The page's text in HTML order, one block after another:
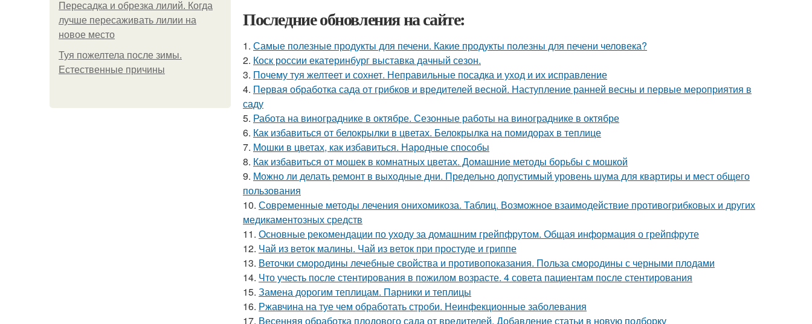
Пересадка и обрезка лилий. Когда
лучше пересаживать лилии на
новое место
Туя пожелтела после зимы.
Естественные причины
Последние обновления на сайте:
1. Самые полезные продукты для печени. Какие продукты полезны для печени человека?
2. Коск россии екатеринбург выставка дачный сезон.
3. Почему туя желтеет и сохнет. Неправильные посадка и уход и их исправление
4. Первая обработка сада от грибков и вредителей весной. Наступление ранней весны и первые мероприятия в
саду
5. Работа на винограднике в октябре. Сезонные работы на винограднике в октябре
6. Как избавиться от белокрылки в цветах. Белокрылка на помидорах в теплице
7. Мошки в цветах, как избавиться. Народные способы
8. Как избавиться от мошек в комнатных цветах. Домашние методы борьбы с мошкой
9. Можно ли делать ремонт в выходные дни. Предельно допустимый уровень шума для квартиры и мест общего
пользования
10. Современные методы лечения онихомикоза. Таблиц. Возможное взаимодействие противогрибковых и других
медикаментозных средств
11. Основные рекомендации по уходу за домашним грейпфрутом. Общая информация о грейпфруте
12. Чай из веток малины. Чай из веток при простуде и гриппе
13. Веточки смородины лечебные свойства и противопоказания. Польза смородины с черными плодами
14. Что учесть после стентирования в пожилом возрасте. 4 совета пациентам после стентирования
15. Замена дорогим теплицам. Парники и теплицы
16. Ржавчина на туе чем обработать строби. Неинфекционные заболевания
17. Весенняя обработка плодового сада от вредителей. Добавление статьи в новую подборку